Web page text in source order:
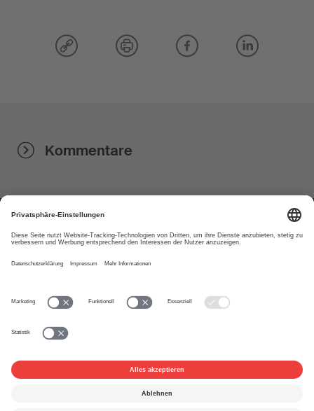
Kommentare
www.suisa.ch
Über uns
Disclaimer
Privatsphäre-Einstellungen